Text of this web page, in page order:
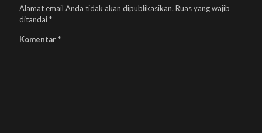
Alamat email Anda tidak akan dipublikasikan. Ruas yang wajib
ditandai*
Komentar*